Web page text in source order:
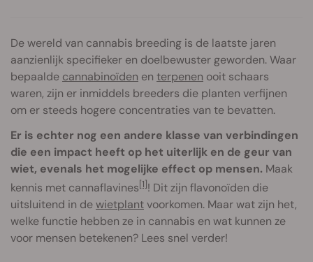
De wereld van cannabis breeding is de laatste jaren
aanzienlijk specifieker en doelbewuster geworden. Waar
bepaalde cannabinoïden en terpenen ooit schaars
waren, zijn er inmiddels breeders die planten verfijnen
om er steeds hogere concentraties van te bevatten.
Er is echter nog een andere klasse van verbindingen
die een impact heeft op het uiterlijk en de geur van
wiet, evenals het mogelijke effect op mensen. Maak
kennis met cannaflavines[1]! Dit zijn flavonoïden die
uitsluitend in dewietplantvoorkomen. Maar wat zijn het,
welke functie hebben ze in cannabis en wat kunnen ze
voor mensen betekenen? Lees snel verder!